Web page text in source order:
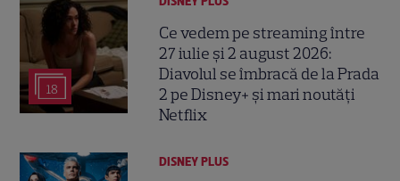
18
Ce vedem pe streaming între
27 iulie și 2 august 2026:
Diavolul se îmbracă de la Prada
2 pe Disney+ și mari noutăți
Netflix
DISNEY PLUS